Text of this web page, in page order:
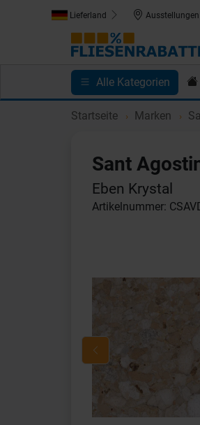
Lieferland Ausstellungen
Alle Kategorien
Kundenprojekte Blog
Startseite Marken
Sant
Eben Krystal
Artikelnummer: